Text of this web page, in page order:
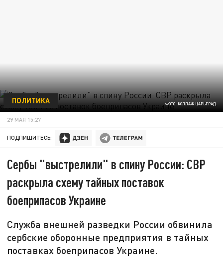
ФОТО: КОЛЛАЖ ЦАРЬГРАД
ПОЛИТИКА
29 МАЯ 15:27
ПОДПИШИТЕСЬ:
Сербы "выстрелили" в спину России: СВР
раскрыла схему тайных поставок
боеприпасов Украине
Служба внешней разведки России обвинила
сербские оборонные предприятия в тайных
поставках боеприпасов Украине.